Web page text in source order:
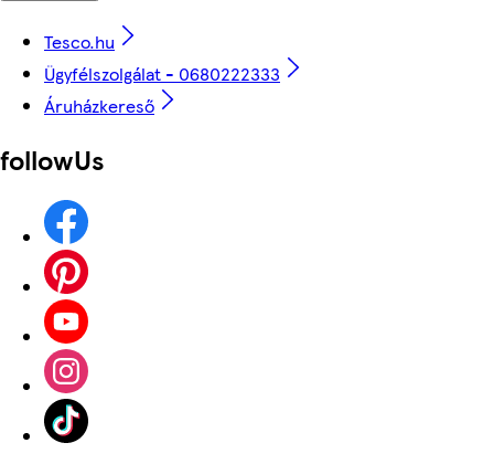
Tesco.hu
Ügyfélszolgálat - 0680222333
Áruházkereső
followUs